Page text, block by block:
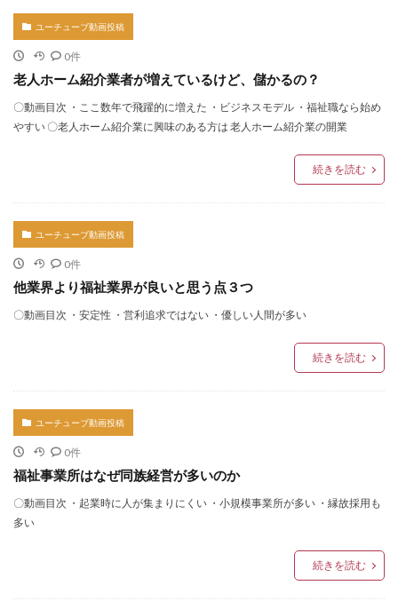
ユーチューブ動画投稿
0件
老人ホーム紹介業者が増えているけど、儲かるの？
〇動画目次 ・ここ数年で飛躍的に増えた ・ビジネスモデル ・福祉職なら始め
やすい 〇老人ホーム紹介業に興味のある方は 老人ホーム紹介業の開業
続きを読む
ユーチューブ動画投稿
0件
他業界より福祉業界が良いと思う点３つ
〇動画目次 ・安定性 ・営利追求ではない ・優しい人間が多い
続きを読む
ユーチューブ動画投稿
0件
福祉事業所はなぜ同族経営が多いのか
〇動画目次 ・起業時に人が集まりにくい ・小規模事業所が多い ・縁故採用も
多い
続きを読む